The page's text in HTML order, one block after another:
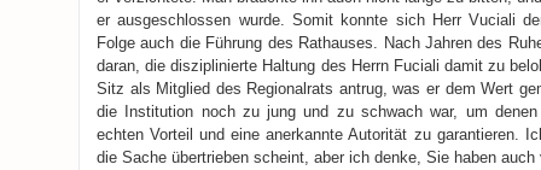
er ausgeschlossen wurde. Somit konnte sich Herr Vuciali
Folge auch die Führung des Rathauses. Nach Jahren des
daran, die disziplinierte Haltung des Herrn Fuciali damit zu
Sitz als Mitglied des Regionalrats antrug, was er dem Wert
die Institution noch zu jung und zu schwach war, um
echten Vorteil und eine anerkannte Autorität zu garantieren.
die Sache übertrieben scheint, aber ich denke, Sie haben